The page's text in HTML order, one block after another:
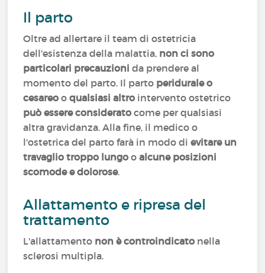
Il parto
Oltre ad allertare il team di ostetricia
dell'esistenza della malattia, non ci sono
particolari precauzioni da prendere al
momento del parto. Il parto peridurale o
cesareo o qualsiasi altro intervento ostetrico
può essere considerato come per qualsiasi
altra gravidanza. Alla fine, il medico o
l'ostetrica del parto farà in modo di evitare un
travaglio troppo lungo oalcune posizioni
scomode e dolorose.
Allattamento e ripresa del
trattamento
L'allattamento non è controindicato nella
sclerosi multipla.